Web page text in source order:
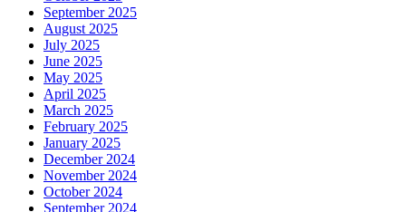
September 2025
August 2025
July 2025
June 2025
May 2025
April 2025
March 2025
February 2025
January 2025
December 2024
November 2024
October 2024
September 2024